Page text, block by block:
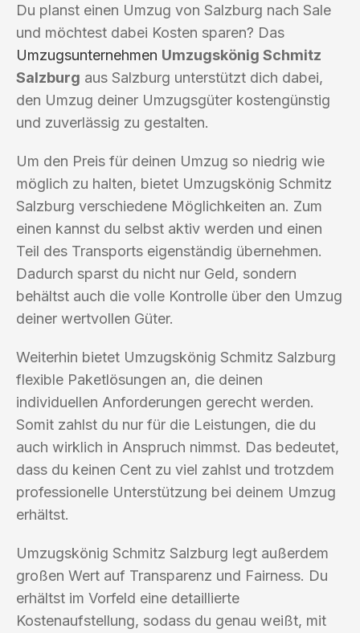
Du planst einen Umzug von Salzburg nach Sale
und möchtest dabei Kosten sparen? Das
Umzugsunternehmen Umzugskönig Schmitz
Salzburg aus Salzburg unterstützt dich dabei,
den Umzug deiner Umzugsgüter kostengünstig
und zuverlässig zu gestalten.
Um den Preis für deinen Umzug so niedrig wie
möglich zu halten, bietet Umzugskönig Schmitz
Salzburg verschiedene Möglichkeiten an. Zum
einen kannst du selbst aktiv werden und einen
Teil des Transports eigenständig übernehmen.
Dadurch sparst du nicht nur Geld, sondern
behältst auch die volle Kontrolle über den Umzug
deiner wertvollen Güter.
Weiterhin bietet Umzugskönig Schmitz Salzburg
flexible Paketlösungen an, die deinen
individuellen Anforderungen gerecht werden.
Somit zahlst du nur für die Leistungen, die du
auch wirklich in Anspruch nimmst. Das bedeutet,
dass du keinen Cent zu viel zahlst und trotzdem
professionelle Unterstützung bei deinem Umzug
erhältst.
Umzugskönig Schmitz Salzburg legt außerdem
großen Wert auf Transparenz und Fairness. Du
erhältst im Vorfeld eine detaillierte
Kostenaufstellung, sodass du genau weißt, mit